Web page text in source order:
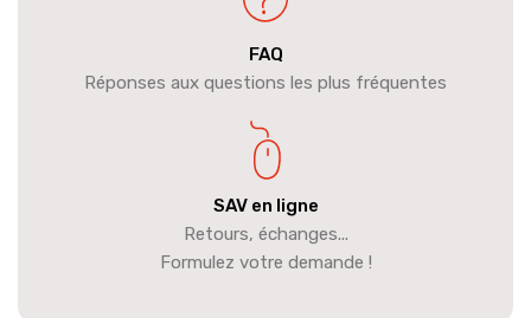
FAQ
Réponses aux questions les plus fréquentes
SAV en ligne
Retours, échanges...
Formulez votre demande !